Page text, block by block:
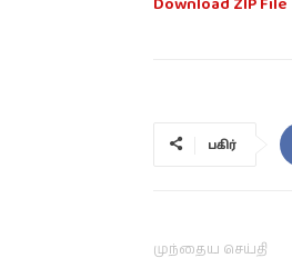
பகிர்
முந்தைய செய்தி